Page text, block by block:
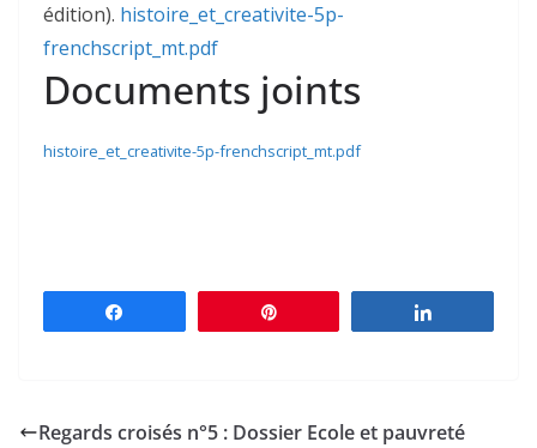
édition). histoire_et_creativite-5p-
frenchscript_mt.pdf
Documents joints
histoire_et_creativite-5p-frenchscript_mt.pdf
Regards croisés n°5 : Dossier Ecole et pauvreté